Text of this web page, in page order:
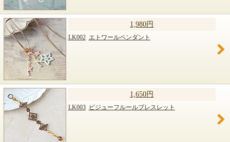
1,980円
LK002 エトワールペンダント
1,650円
LK003 ビジューフルールブレスレット